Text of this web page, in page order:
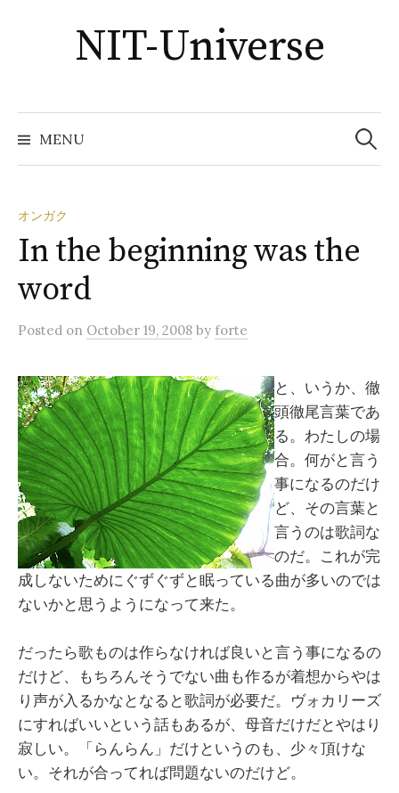
NIT-Universe
MENU
Search
for:
オンガク
In the beginning was the
word
Posted on October 19, 2008 by forte
と、いうか、徹
頭徹尾言葉であ
る。わたしの場
合。何がと言う
事になるのだけ
ど、その言葉と
言うのは歌詞な
のだ。これが完
成しないためにぐずぐずと眠っている曲が多いのでは
ないかと思うようになって来た。
だったら歌ものは作らなければ良いと言う事になるの
だけど、もちろんそうでない曲も作るが着想からやは
り声が入るかなとなると歌詞が必要だ。ヴォカリーズ
にすればいいという話もあるが、母音だけだとやはり
寂しい。「らんらん」だけというのも、少々頂けな
い。それが合ってれば問題ないのだけど。